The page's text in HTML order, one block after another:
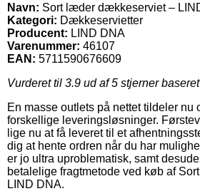
Navn: Sort læder dækkeserviet –
Kategori: Dækkeservietter
Producent: LIND DNA
Varenummer: 46107
EAN: 5711590676609
Vurderet til 3.9 ud af 5 stjerner
En masse outlets på nettet tildeler nu
forskellige leveringsløsninger.
lige nu at få leveret til et
dig at hente ordren når du har
er jo ultra uproblematisk, samt
betalelige fragtmetode ved køb af
LIND DNA.